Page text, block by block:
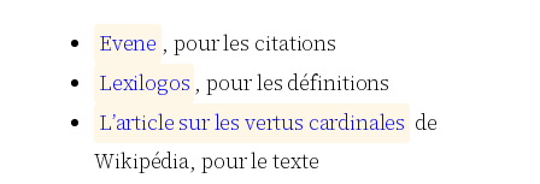
Evene , pour les citations
Lexilogos , pour les définitions
L’article surles vertus cardinales de
Wikipédia, pour le texte